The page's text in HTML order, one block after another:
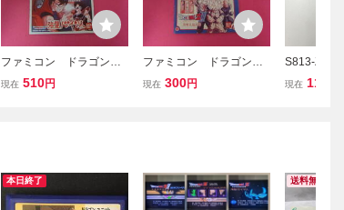
ファミコン ドラゴンボ
ールZ 強襲サイヤ人
現在 510円
ファミコン ドラゴンボ
ールZⅢ 烈戦人造人間
現在 300円
S813-Z25-
クス FC ド
現在 110
本日終了 送料無料